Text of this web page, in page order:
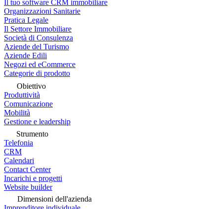
Il tuo software CRM immobiliare
Organizzazioni Sanitarie
Pratica Legale
Il Settore Immobiliare
Società di Consulenza
Aziende del Turismo
Aziende Edili
Negozi ed eCommerce
Categorie di prodotto
Obiettivo
Produttività
Comunicazione
Mobilità
Gestione e leadership
Strumento
Telefonia
CRM
Calendari
Contact Center
Incarichi e progetti
Website builder
Dimensioni dell'azienda